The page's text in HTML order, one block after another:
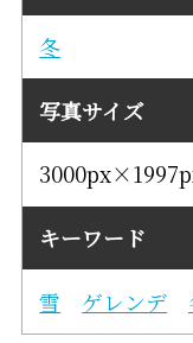
冬
写真サイズ
キーワード
雪 ゲレンデ